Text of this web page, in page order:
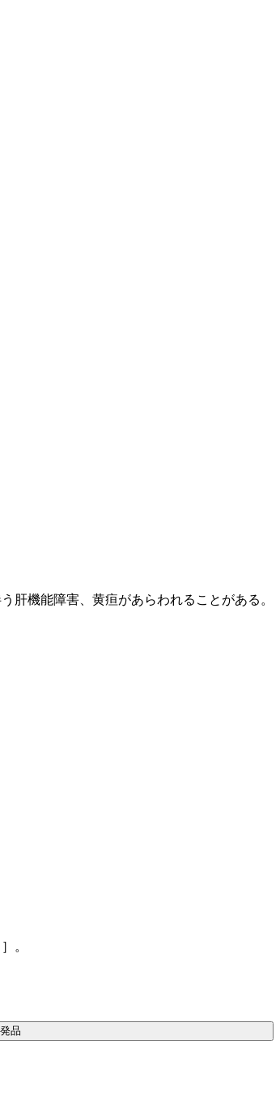
機能障害、黄疸があらわれることがある。
。
品